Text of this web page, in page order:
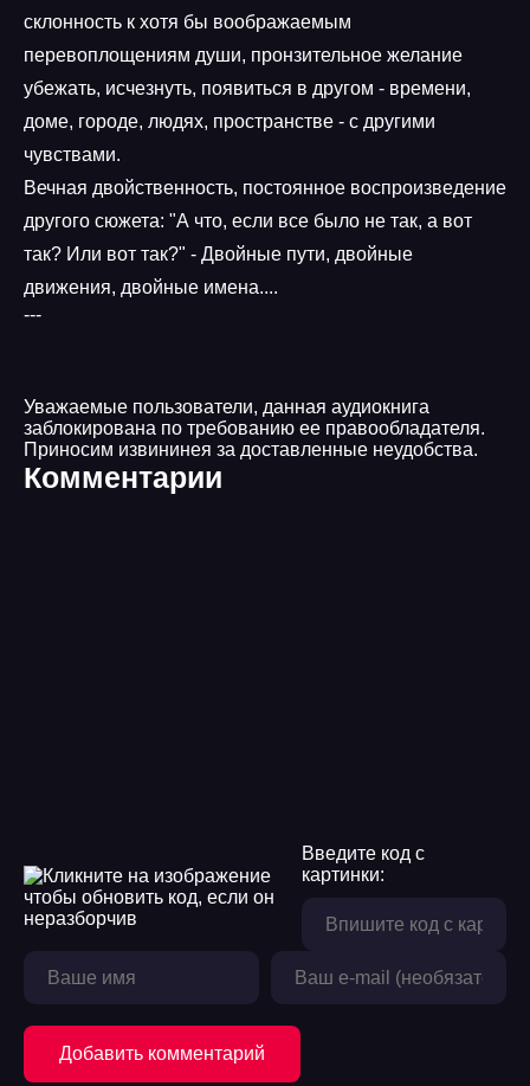
склонность к хотя бы воображаемым
перевоплощениям души, пронзительное желание
убежать, исчезнуть, появиться в другом - времени,
доме, городе, людях, пространстве - с другими
чувствами.
Вечная двойственность, постоянное воспроизведение
другого сюжета: "А что, если все было не так, а вот
так? Или вот так?" - Двойные пути, двойные
движения, двойные имена....
---
Уважаемые пользователи, данная аудиокнига
заблокирована по требованию ее правообладателя.
Приносим извининея за доставленные неудобства.
Комментарии
Введите код с
картинки:
Добавить комментарий